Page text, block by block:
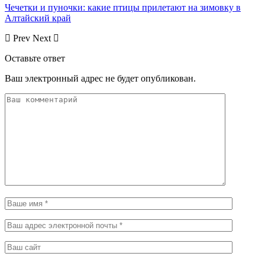
Чечетки и пуночки: какие птицы прилетают на зимовку в
Алтайский край
Prev Next
Оставьте ответ
Ваш электронный адрес не будет опубликован.